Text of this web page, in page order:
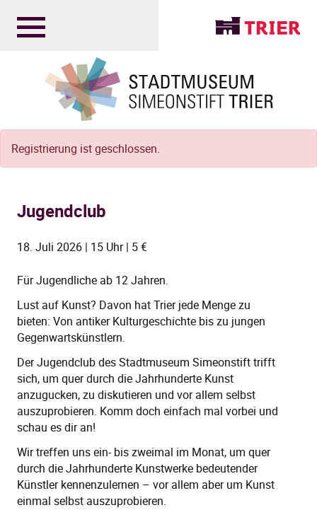
Registrierung ist geschlossen.
Jugendclub
18. Juli 2026 | 15 Uhr | 5 €
Für Jugendliche ab 12 Jahren.
Lust auf Kunst? Davon hat Trier jede Menge zu
bieten: Von antiker Kulturgeschichte bis zu jungen
Gegenwartskünstlern.
Der Jugendclub des Stadtmuseum Simeonstift trifft
sich, um quer durch die Jahrhunderte Kunst
anzugucken, zu diskutieren und vor allem selbst
auszuprobieren. Komm doch einfach mal vorbei und
schau es dir an!
Wir treffen uns ein- bis zweimal im Monat, um quer
durch die Jahrhunderte Kunstwerke bedeutender
Künstler kennenzulernen – vor allem aber um Kunst
einmal selbst auszuprobieren.